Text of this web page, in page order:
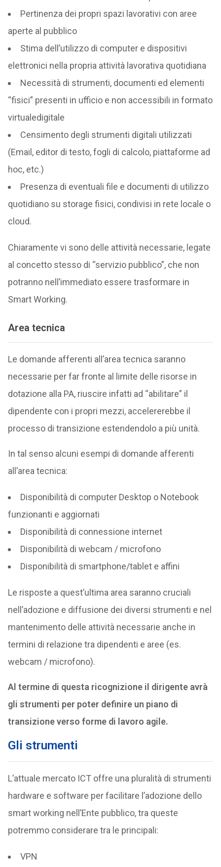
Pertinenza dei propri spazi lavorativi con aree
aperte al pubblico
Stima dell’utilizzo di computer e dispositivi
elettronici nella propria attività lavorativa quotidiana
Necessità di strumenti, documenti ed elementi
“fisici” presenti in ufficio e non accessibili in formato
virtualedigitale
Censimento degli strumenti digitali utilizzati
(Email, editor di testo, fogli di calcolo, piattaforme ad
hoc, etc.)
Presenza di eventuali file e documenti di utilizzo
quotidiano su storage fisici, condivisi in rete locale o
cloud.
Chiaramente vi sono delle attività necessarie, legate
al concetto stesso di “servizio pubblico”, che non
potranno nell’immediato essere trasformare in
Smart Working.
Area tecnica
Le domande afferenti all’area tecnica saranno
necessarie per far fronte al limite delle risorse in
dotazione alla PA, riuscire infatti ad “abilitare” il
dipendente con i propri mezzi, accelererebbe il
processo di transizione estendendolo a più unità.
In tal senso alcuni esempi di domande afferenti
all’area tecnica:
Disponibilità di computer Desktop o Notebook
funzionanti e aggiornati
Disponibilità di connessione internet
Disponibilità di webcam / microfono
Disponibilità di smartphone/tablet e affini
Le risposte a quest’ultima area saranno cruciali
nell’adozione e diffusione dei diversi strumenti e nel
mantenimento delle attività necessarie anche in
termini di relazione tra dipendenti e aree (es.
webcam / microfono).
Al termine di questa ricognizione il dirigente avrà
gli strumenti per poter definire un piano di
transizione verso forme di lavoro agile.
Gli strumenti
L’attuale mercato ICT offre una pluralità di strumenti
hardware e software per facilitare l’adozione dello
smart working nell’Ente pubblico, tra queste
potremmo considerare tra le principali:
VPN